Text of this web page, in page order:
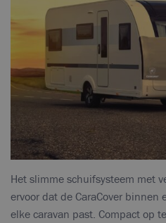
Het slimme schuifsysteem met
ervoor dat de CaraCover
elke caravan past. Compact op